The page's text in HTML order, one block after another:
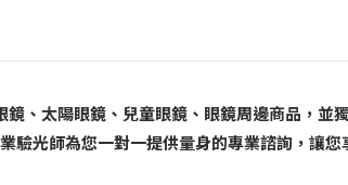
、太陽眼鏡、兒童眼鏡、眼鏡周邊商品，
光師為您一對一提供量身的專業諮詢，讓您